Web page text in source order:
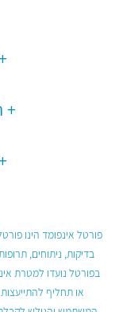
פורטל אינפומד הינו
בדיקות, ניתוחים,
בפורטל נועדו למטרת
או תחליף